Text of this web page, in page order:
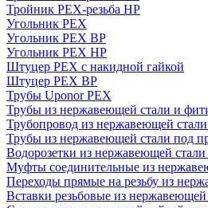
Тройник PEX-резьба НР
Угольник PEX
Угольник PEX ВР
Угольник PEX НР
Штуцер PEX c накидной гайкой
Штуцер PEX ВР
Трубы Uponor PEX
Трубы из нержавеющей стали и
Трубопровод из нержавеющей
Трубы из нержавеющей стали под
Водорозетки из нержавеющей стали
Муфты соединительные из
Переходы прямые на резьбу из
Вставки резьбовые из нержавеющей